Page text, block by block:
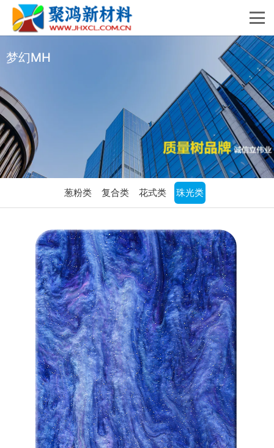
梦幻MH
葱粉类 复合类 花式类 珠光类